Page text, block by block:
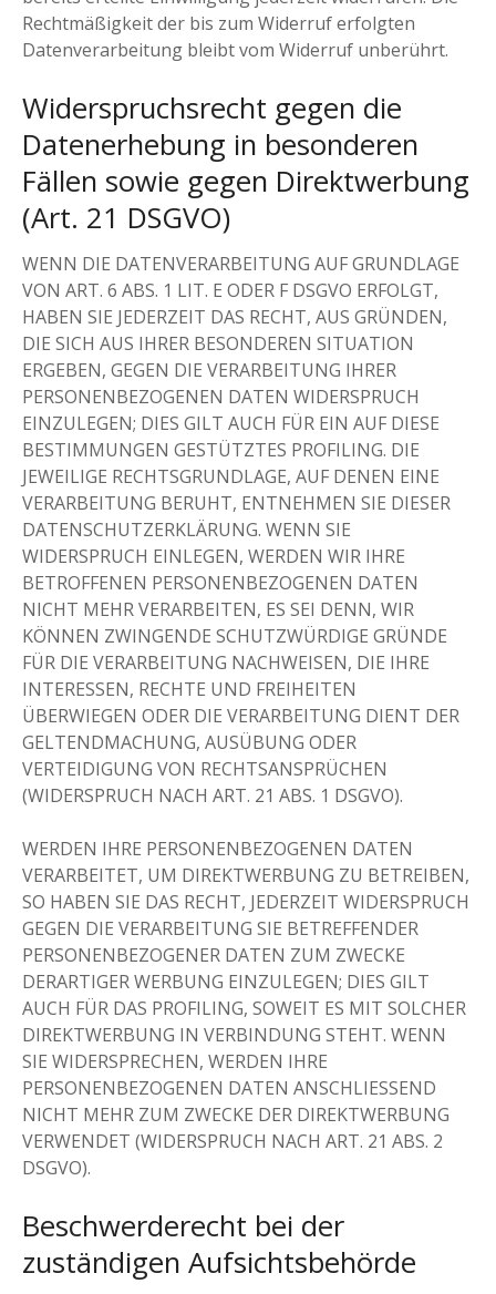
Rechtmäßigkeit der bis zum Widerruf erfolgten
Datenverarbeitung bleibt vom Widerruf unberührt.
Widerspruchsrecht gegen die
Datenerhebung in besonderen
Fällen sowie gegen Direktwerbung
(Art. 21 DSGVO)
WENN DIE DATENVERARBEITUNG AUF GRUNDLAGE
VON ART. 6 ABS. 1 LIT. E ODER F DSGVO ERFOLGT,
HABEN SIE JEDERZEIT DAS RECHT, AUS GRÜNDEN,
DIE SICH AUS IHRER BESONDEREN SITUATION
ERGEBEN, GEGEN DIE VERARBEITUNG IHRER
PERSONENBEZOGENEN DATEN WIDERSPRUCH
EINZULEGEN; DIES GILT AUCH FÜR EIN AUF DIESE
BESTIMMUNGEN GESTÜTZTES PROFILING. DIE
JEWEILIGE RECHTSGRUNDLAGE, AUF DENEN EINE
VERARBEITUNG BERUHT, ENTNEHMEN SIE DIESER
DATENSCHUTZERKLÄRUNG. WENN SIE
WIDERSPRUCH EINLEGEN, WERDEN WIR IHRE
BETROFFENEN PERSONENBEZOGENEN DATEN
NICHT MEHR VERARBEITEN, ES SEI DENN, WIR
KÖNNEN ZWINGENDE SCHUTZWÜRDIGE GRÜNDE
FÜR DIE VERARBEITUNG NACHWEISEN, DIE IHRE
INTERESSEN, RECHTE UND FREIHEITEN
ÜBERWIEGEN ODER DIE VERARBEITUNG DIENT DER
GELTENDMACHUNG, AUSÜBUNG ODER
VERTEIDIGUNG VON RECHTSANSPRÜCHEN
(WIDERSPRUCH NACH ART. 21 ABS. 1 DSGVO).
WERDEN IHRE PERSONENBEZOGENEN DATEN
VERARBEITET, UM DIREKTWERBUNG ZU BETREIBEN,
SO HABEN SIE DAS RECHT, JEDERZEIT WIDERSPRUCH
GEGEN DIE VERARBEITUNG SIE BETREFFENDER
PERSONENBEZOGENER DATEN ZUM ZWECKE
DERARTIGER WERBUNG EINZULEGEN; DIES GILT
AUCH FÜR DAS PROFILING, SOWEIT ES MIT SOLCHER
DIREKTWERBUNG IN VERBINDUNG STEHT. WENN
SIE WIDERSPRECHEN, WERDEN IHRE
PERSONENBEZOGENEN DATEN ANSCHLIESSEND
NICHT MEHR ZUM ZWECKE DER DIREKTWERBUNG
VERWENDET (WIDERSPRUCH NACH ART. 21 ABS. 2
DSGVO).
Beschwerde­recht bei der
zuständigen Aufsichts­behörde